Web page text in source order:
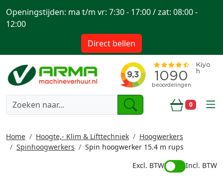
0
Openingstijden: ma t/m vr: 7:30 - 17:00 / zat: 08:00 -
12:00
Direct bellen
Home Hoogte,- Klim & Lifttechniek
Hoogwerkers
Spinhoogwerkers
Spin hoogwerker 15.4 m rups
Excl. BTW
Incl. BTW